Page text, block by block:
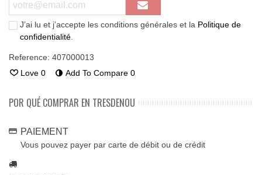
J’ai lu et j’accepte les conditions générales et la Politique de
confidentialité
Reference: 407000013
Love 0 Add To Compare 0
POR QUÉ COMPRAR EN TRESDENOU
PAIEMENT
Vous pouvez payer par carte de débit ou de crédit